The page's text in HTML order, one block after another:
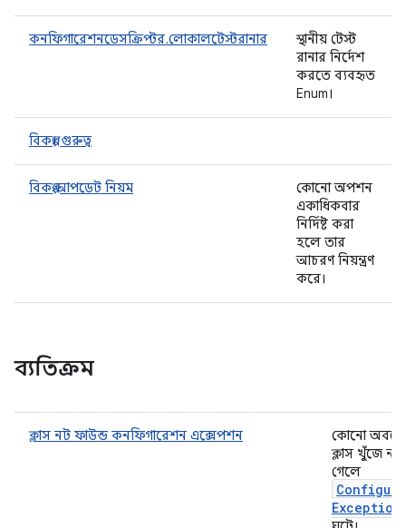
কনফিগারেশনডেসক্রিপ্টর.লোকালটেস্টরানার
স্থানীয় টেস্ট
রানার নির্দেশ
করতে ব্যবহৃত
Enum।
বিকল্প। গুরুত্ব
বিকল্প আপডেট নিয়ম
কোনো অপশন
একাধিকবার
নির্দিষ্ট করা
হলে তার
আচরণ নিয়ন্ত্রণ
করে।
ব্যতিক্রম
ক্লাস নট ফাউন্ড কনফিগারেশন এক্সেপশন
কোনো
ক্লাস খুঁজে না
গেলে
Exception